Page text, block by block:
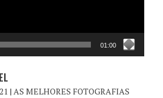
01:00
| AS MELHORES FOTOGRAFIAS